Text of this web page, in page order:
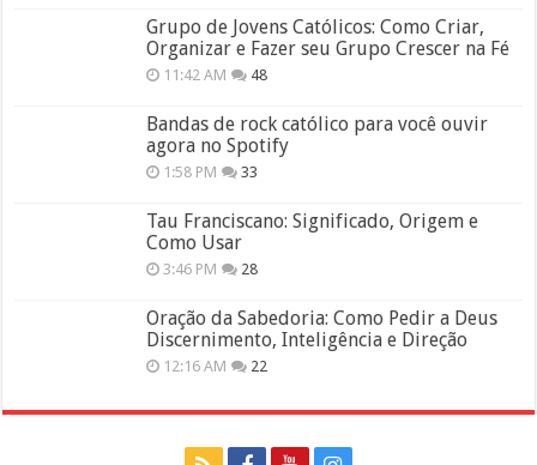
Grupo de Jovens Católicos: Como Criar,
Organizar e Fazer seu Grupo Crescer na Fé
11:42 AM 48
Bandas de rock católico para você ouvir
agora no Spotify
1:58 PM 33
Tau Franciscano: Significado, Origem e
Como Usar
3:46 PM 28
Oração da Sabedoria: Como Pedir a Deus
Discernimento, Inteligência e Direção
12:16 AM 22